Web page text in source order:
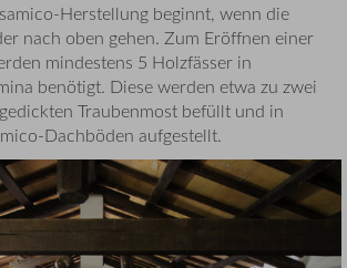
Herstellung beginnt, wenn die
nach oben gehen. Zum Eröffnen einer
mindestens 5 Holzfässer in
benötigt. Diese werden etwa zu zwei
Traubenmost befüllt und in
Dachböden aufgestellt.